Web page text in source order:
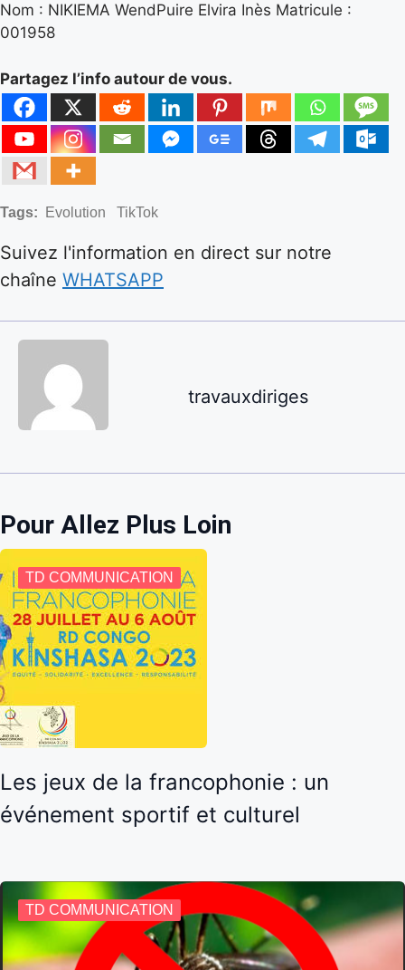
Nom : NIKIEMA WendPuire Elvira Inès Matricule :
001958
Partagez l’info autour de vous.
Tags: Evolution TikTok
Suivez l'information en direct sur notre
chaîne WHATSAPP
travauxdiriges
Pour Allez Plus Loin
TD COMMUNICATION
Les jeux de la francophonie : un
événement sportif et culturel
TD COMMUNICATION